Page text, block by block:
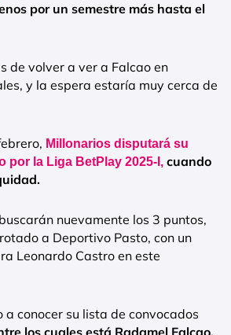
por un semestre más hasta el
de volver a ver a Falcao en
y la espera estaría muy cerca de
Millonarios disputará su
por la Liga BetPlay 2025-I, cuando
nuevamente los 3 puntos,
a Deportivo Pasto, con un
Leonardo Castro en este
a conocer su lista de convocados
los cuales está Radamel Falcao,